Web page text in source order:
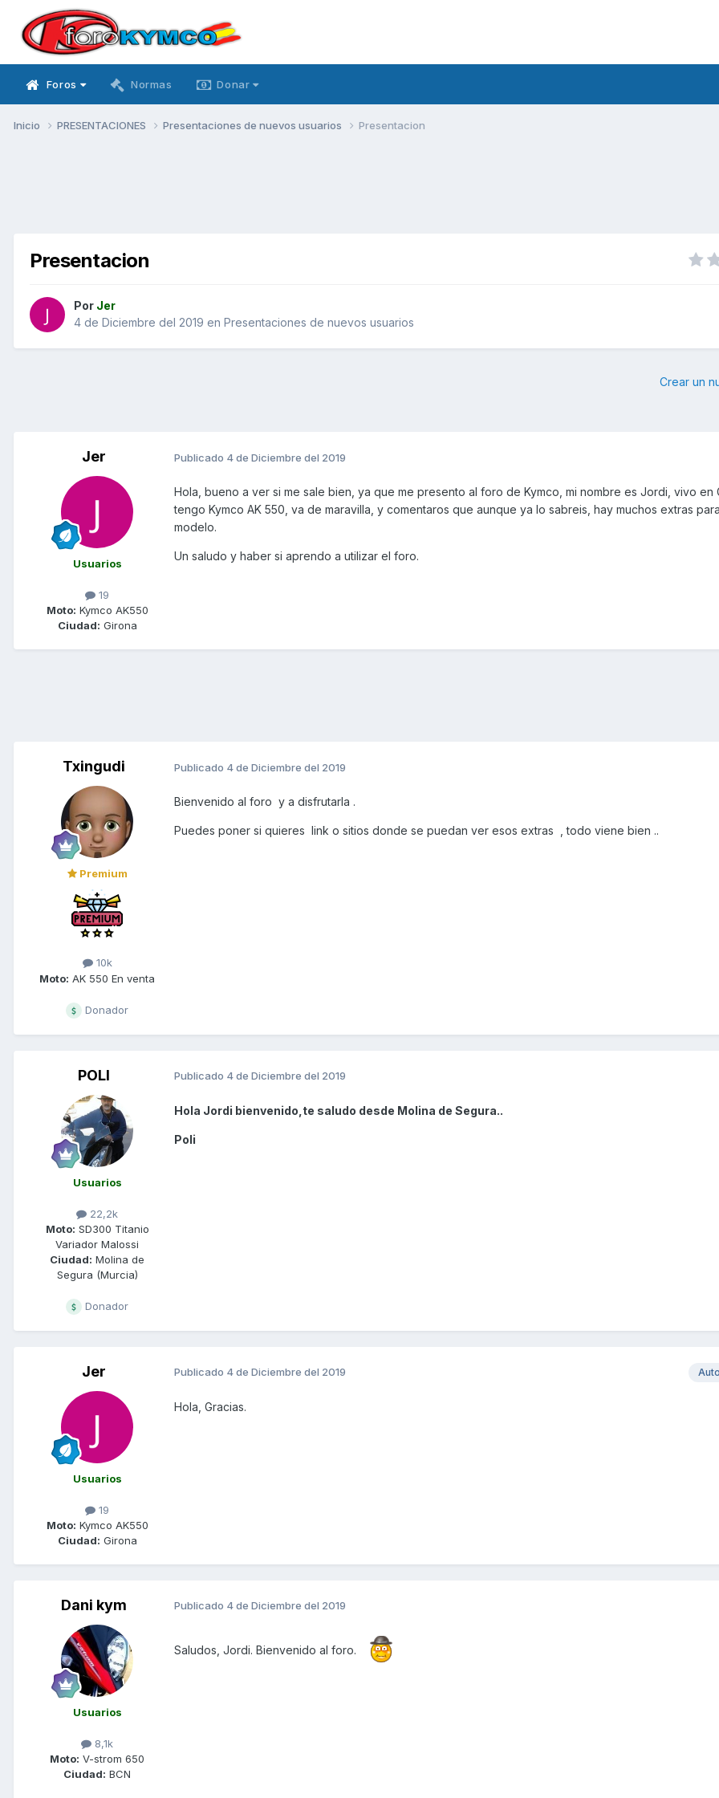
Foros Normas Donar
Inicio PRESENTACIONES Presentaciones de nuevos usuarios Presentacion
Presentacion
Por Jer
4 de Diciembre del 2019 en Presentaciones de nuevos usuarios
Crear un
Jer
Usuarios
19
Moto: Kymco AK550
Ciudad: Girona
Publicado 4 de Diciembre del 2019
Hola, bueno a ver si me sale bien, ya que me presento al foro de Kymco, mi nombre es Jordi, vivo en
tengo Kymco AK 550, va de maravilla, y comentaros que aunque ya lo sabreis, hay muchos extras
modelo.
Un saludo y haber si aprendo a utilizar el foro.
Txingudi
Premium
10k
Moto: AK 550 En venta
Donador
Publicado 4 de Diciembre del 2019
Bienvenido al foro y a disfrutarla .
Puedes poner si quieres link o sitios donde se puedan ver esos extras , todo viene bien ..
POLI
Usuarios
22,2k
Moto: SD300 Titanio
Variador Malossi
Ciudad: Molina de
Segura (Murcia)
Donador
Publicado 4 de Diciembre del 2019
Hola Jordi bienvenido,te saludo desde Molina de Segura..
Poli
Jer
Usuarios
19
Moto: Kymco AK550
Ciudad: Girona
Publicado 4 de Diciembre del 2019
Hola, Gracias.
Dani kym
Usuarios
8,1k
Moto: V-strom 650
Ciudad: BCN
Publicado 4 de Diciembre del 2019
Saludos, Jordi. Bienvenido al foro.